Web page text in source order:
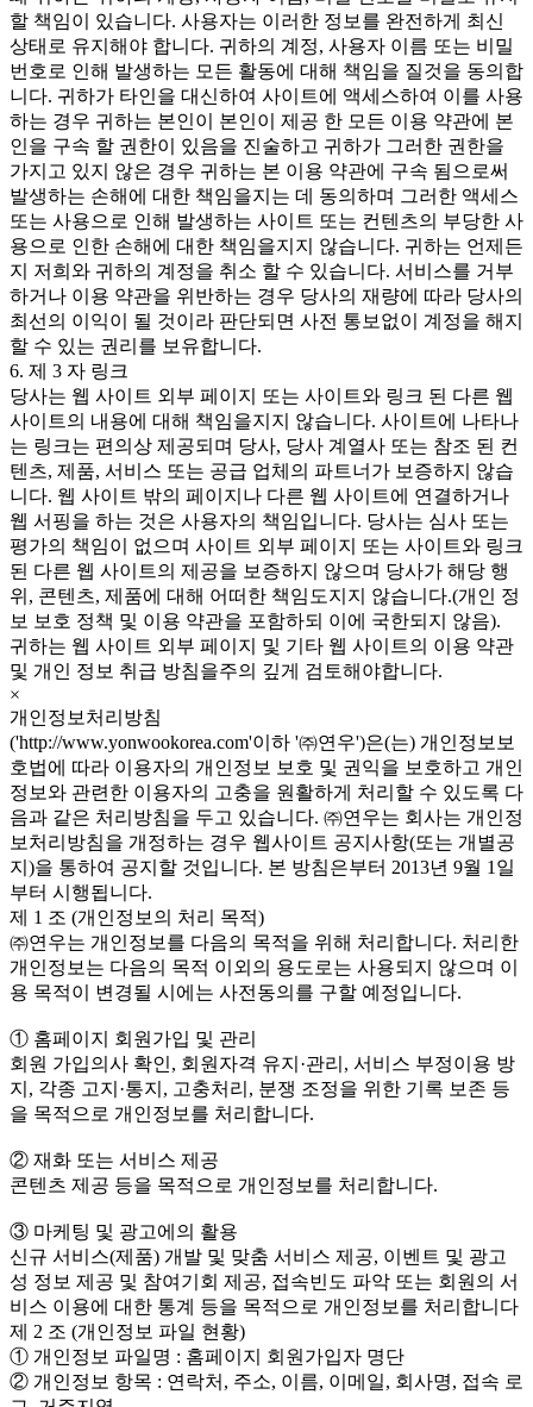
할 책임이 있습니다. 사용자는 이러한 정보를 완전하게 최신
상태로 유지해야 합니다. 귀하의 계정, 사용자 이름 또는 비밀
번호로 인해 발생하는 모든 활동에 대해 책임을 질것을 동의합
니다. 귀하가 타인을 대신하여 사이트에 액세스하여 이를 사용
하는 경우 귀하는 본인이 본인이 제공 한 모든 이용 약관에 본
인을 구속 할 권한이 있음을 진술하고 귀하가 그러한 권한을
가지고 있지 않은 경우 귀하는 본 이용 약관에 구속 됨으로써
발생하는 손해에 대한 책임을지는 데 동의하며 그러한 액세스
또는 사용으로 인해 발생하는 사이트 또는 컨텐츠의 부당한 사
용으로 인한 손해에 대한 책임을지지 않습니다. 귀하는 언제든
지 저희와 귀하의 계정을 취소 할 수 있습니다. 서비스를 거부
하거나 이용 약관을 위반하는 경우 당사의 재량에 따라 당사의
최선의 이익이 될 것이라 판단되면 사전 통보없이 계정을 해지
할 수 있는 권리를 보유합니다.
6. 제 3 자 링크
당사는 웹 사이트 외부 페이지 또는 사이트와 링크 된 다른 웹
사이트의 내용에 대해 책임을지지 않습니다. 사이트에 나타나
는 링크는 편의상 제공되며 당사, 당사 계열사 또는 참조 된 컨
텐츠, 제품, 서비스 또는 공급 업체의 파트너가 보증하지 않습
니다. 웹 사이트 밖의 페이지나 다른 웹 사이트에 연결하거나
웹 서핑을 하는 것은 사용자의 책임입니다. 당사는 심사 또는
평가의 책임이 없으며 사이트 외부 페이지 또는 사이트와 링크
된 다른 웹 사이트의 제공을 보증하지 않으며 당사가 해당 행
위, 콘텐츠, 제품에 대해 어떠한 책임도지지 않습니다.(개인 정
보 보호 정책 및 이용 약관을 포함하되 이에 국한되지 않음).
귀하는 웹 사이트 외부 페이지 및 기타 웹 사이트의 이용 약관
및 개인 정보 취급 방침을주의 깊게 검토해야합니다.
×
개인정보처리방침
('http://www.yonwookorea.com'이하 '㈜연우')은(는) 개인정보보
호법에 따라 이용자의 개인정보 보호 및 권익을 보호하고 개인
정보와 관련한 이용자의 고충을 원활하게 처리할 수 있도록 다
음과 같은 처리방침을 두고 있습니다. ㈜연우는 회사는 개인정
보처리방침을 개정하는 경우 웹사이트 공지사항(또는 개별공
지)을 통하여 공지할 것입니다. 본 방침은부터 2013년 9월 1일
부터 시행됩니다.
제 1 조 (개인정보의 처리 목적)
㈜연우는 개인정보를 다음의 목적을 위해 처리합니다. 처리한
개인정보는 다음의 목적 이외의 용도로는 사용되지 않으며 이
용 목적이 변경될 시에는 사전동의를 구할 예정입니다.
① 홈페이지 회원가입 및 관리
회원 가입의사 확인, 회원자격 유지·관리, 서비스 부정이용 방
지, 각종 고지·통지, 고충처리, 분쟁 조정을 위한 기록 보존 등
을 목적으로 개인정보를 처리합니다.
② 재화 또는 서비스 제공
콘텐츠 제공 등을 목적으로 개인정보를 처리합니다.
③ 마케팅 및 광고에의 활용
신규 서비스(제품) 개발 및 맞춤 서비스 제공, 이벤트 및 광고
성 정보 제공 및 참여기회 제공, 접속빈도 파악 또는 회원의 서
비스 이용에 대한 통계 등을 목적으로 개인정보를 처리합니다
제 2 조 (개인정보 파일 현황)
① 개인정보 파일명 : 홈페이지 회원가입자 명단
② 개인정보 항목 : 연락처, 주소, 이름, 이메일, 회사명, 접속 로